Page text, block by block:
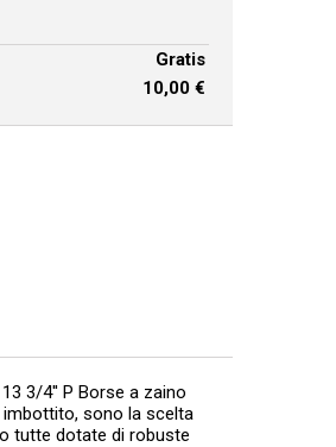
Gratis
10,00 €
3/4'' P Borse a zaino
imbottito, sono la scelta
tutte dotate di robuste